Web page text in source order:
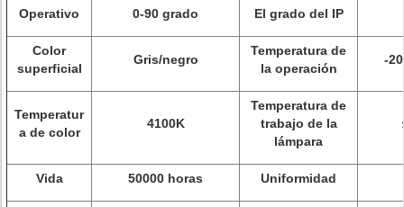
Operativo 0-90 grado El grado del IP
Color
superficial
Gris/negro
Temperatura de
la operación
-
Temperatur
a de color
4100K
Temperatura de
trabajo de la
lámpara
Vida 50000 horas Uniformidad